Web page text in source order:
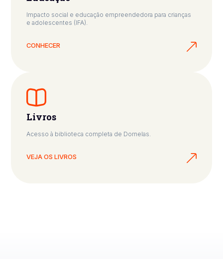
Impacto social e educação empreendedora para crianças
e adolescentes (IFA).
CONHECER
Livros
Acesso à biblioteca completa de Dornelas.
VEJA OS LIVROS